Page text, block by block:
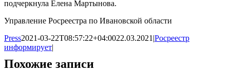
подчеркнула Елена Мартынова.
Управление Росреестра по Ивановской области
Press2021-03-22T08:57:22+04:0022.03.2021|Росреестр
информирует|
Похожие записи